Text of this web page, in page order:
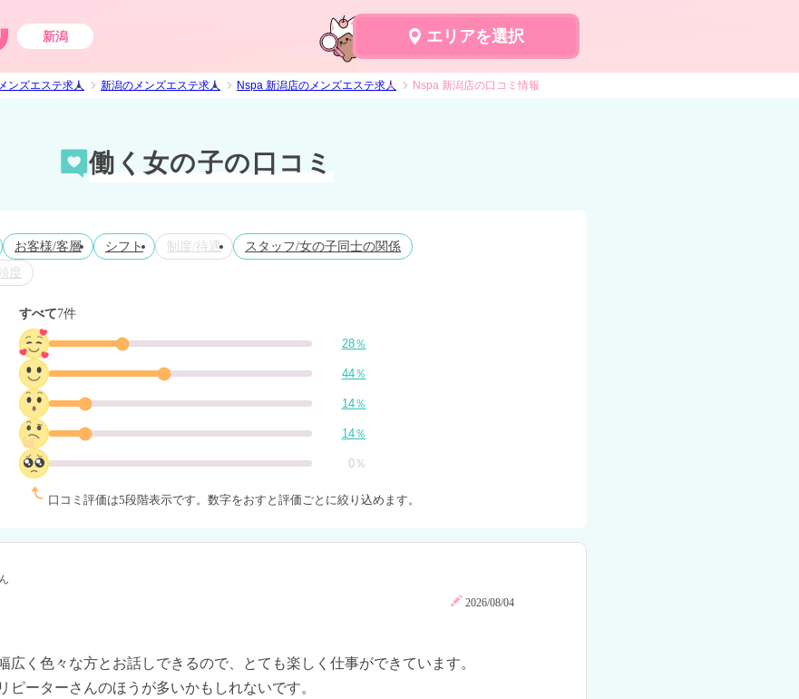
新潟 エリアを選択
ンズエステ求人 新潟のメンズエステ求人 Nspa 新潟店のメンズエステ求人 Nspa 新潟店の口コミ情報
働く女の子の口コミ
お客様/客層 シフト 制度/待遇
スタッフ/女の子同士の関係
度
すべて7件
28％
44％
14％
14％
0％
口コミ評価は5段階表示です。 数字をおすと評価ごとに絞り込めます。
2026/08/04
広く色々な方とお話しできるので、とても楽しく仕事ができています。
ピーターさんのほうが多いかもしれないです。